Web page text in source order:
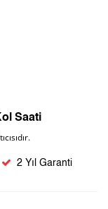
Saati
2 Yıl Garanti